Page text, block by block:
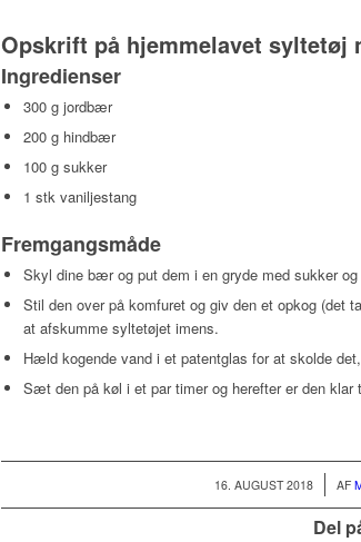
Opskrift på hjemmelavet syltetøj
Ingredienser
300 g jordbær
200 g hindbær
100 g sukker
1 stk vaniljestang
Fremgangsmåde
Skyl dine bær og put dem i en gryde med sukker
Stil den over på komfuret og giv den et opkog (det
at afskumme syltetøjet imens.
Hæld kogende vand i et patentglas for at skolde
Sæt den på køl i et par timer og herefter er den klar
16. AUGUST 2018
/ AF
Del